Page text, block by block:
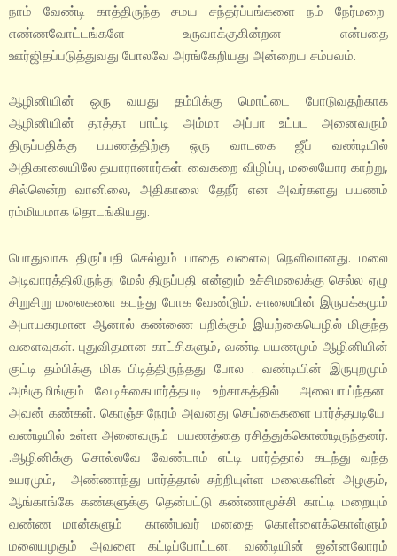
நாம் வேண்டி காத்திருந்த சமய சந்தர்ப்பங்களை நம் நேர்மறை
எண்ணவோட்டங்களே உருவாக்குகின்றன என்பதை
ஊர்ஜிதப்படுத்துவது போலவே அரங்கேறியது அன்றைய சம்பவம்.
ஆழினியின் ஒரு வயது தம்பிக்கு மொட்டை போடுவதற்காக
ஆழினியின் தாத்தா பாட்டி அம்மா அப்பா உட்பட அனைவரும்
திருப்பதிக்கு பயணத்திற்கு ஒரு வாடகை ஜீப் வண்டியில்
அதிகாலையிலே தயாரானார்கள். வைகறை விழிப்பு, மலையோர காற்று,
சில்லென்ற வானிலை, அதிகாலை தேநீர் என அவர்களது பயணம்
ரம்மியமாக தொடங்கியது.
பொதுவாக திருப்பதி செல்லும் பாதை வளைவு நெளிவானது. மலை
அடிவாரத்திலிருந்து மேல் திருப்பதி என்னும் உச்சிமலைக்கு செல்ல ஏழு
சிறுசிறு மலைகளை கடந்து போக வேண்டும். சாலையின் இருபக்கமும்
அபாயகரமான ஆனால் கண்ணை பறிக்கும் இயற்கையெழில் மிகுந்த
வளைவுகள். புதுவிதமான காட்சிகளும், வண்டி பயணமும் ஆழினியின்
குட்டி தம்பிக்கு மிக பிடித்திருந்தது போல . வண்டியின் இருபுறமும்
அங்குமிங்கும் வேடிக்கைபார்த்தபடி உற்சாகத்தில் அலைபாய்ந்தன
அவன் கண்கள். கொஞ்ச நேரம் அவனது செய்கைகளை பார்த்தபடியே
வண்டியில் உள்ள அனைவரும் பயணத்தை ரசித்துக்கொண்டிருந்தனர்.
.ஆழினிக்கு சொல்லவே வேண்டாம் எட்டி பார்த்தால் கடந்து வந்த
உயரமும், அண்ணாந்து பார்த்தால் சுற்றியுள்ள மலைகளின் அழகும்,
ஆங்காங்கே கண்களுக்கு தென்பட்டு கண்ணாமூச்சி காட்டி மறையும்
வண்ண மான்களும் காண்பவர் மனதை கொள்ளைக்கொள்ளும்
மலையழகும் அவளை கட்டிப்போட்டன. வண்டியின் ஜன்னலோரம்